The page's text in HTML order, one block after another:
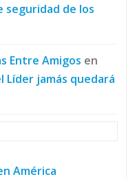
seguridad de los
Entre Amigos en
Líder jamás quedará
América